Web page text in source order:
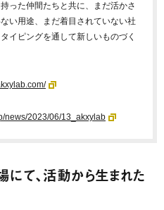
った仲間たちと共に、まだ活かさ
い用途、まだ着目されていない社
イピングを通して新しいものづく
news/2023/06/13_akxylab
て、活動から生まれた